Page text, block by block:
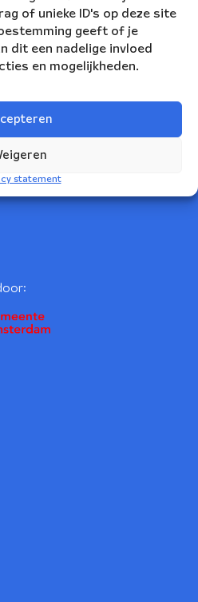
of unieke ID's op deze site
geeft of je
dit een nadelige invloed
en mogelijkheden.
statement
Ensemble